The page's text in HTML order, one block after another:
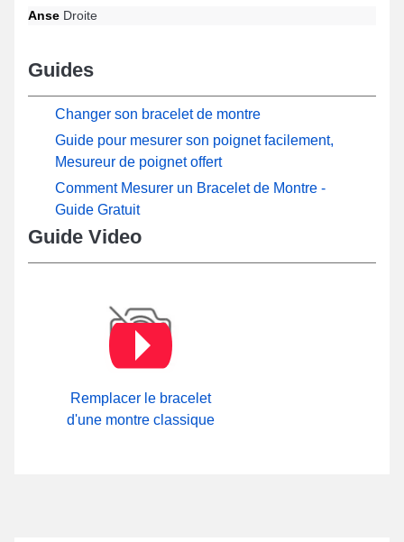
Anse Droite
Guides
Changer son bracelet de montre
Guide pour mesurer son poignet facilement,
Mesureur de poignet offert
Comment Mesurer un Bracelet de Montre -
Guide Gratuit
Guide Video
Remplacer le bracelet
d'une montre classique